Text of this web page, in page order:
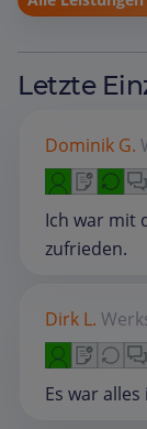
Letzte
Dominik G.
Ich war mit
zufrieden.
Dirk L.
Es war